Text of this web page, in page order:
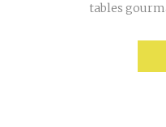
tables